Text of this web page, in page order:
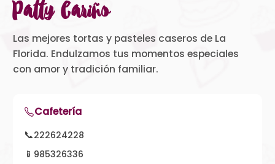
Patty Cariño
Las mejores tortas y pasteles caseros de La
Florida. Endulzamos tus momentos especiales
con amor y tradición familiar.
Cafetería
📞222624228
📱 985326336